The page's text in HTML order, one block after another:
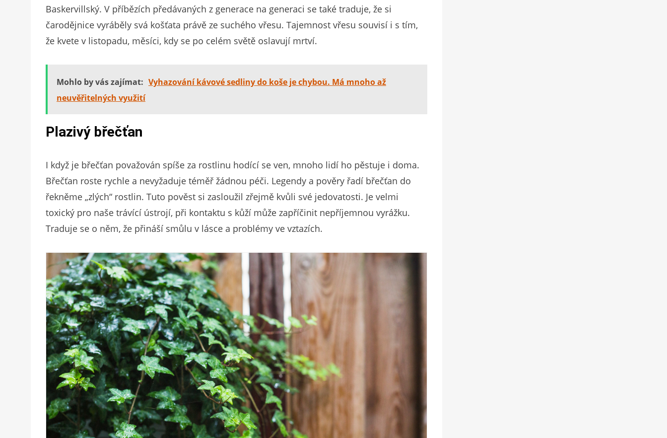
Baskervillský. V příbězích předávaných z generace na generaci se také traduje, že si
čarodějnice vyráběly svá košťata právě ze suchého vřesu. Tajemnost vřesu souvisí i s tím,
že kvete v listopadu, měsíci, kdy se po celém světě oslavují mrtví.
Mohlo by vás zajímat: Vyhazování kávové sedliny do koše je chybou. Má mnoho až
neuvěřitelných využití
Plazivý břečťan
I když je břečťan považován spíše za rostlinu hodící se ven, mnoho lidí ho pěstuje i doma.
Břečťan roste rychle a nevyžaduje téměř žádnou péči. Legendy a pověry řadí břečťan do
řekněme „zlých“ rostlin. Tuto pověst si zasloužil zřejmě kvůli své jedovatosti. Je velmi
toxický pro naše trávící ústrojí, při kontaktu s kůží může zapříčinit nepříjemnou vyrážku.
Traduje se o něm, že přináší smůlu v lásce a problémy ve vztazích.